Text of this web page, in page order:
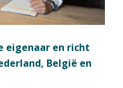
eigenaar en richt
België en